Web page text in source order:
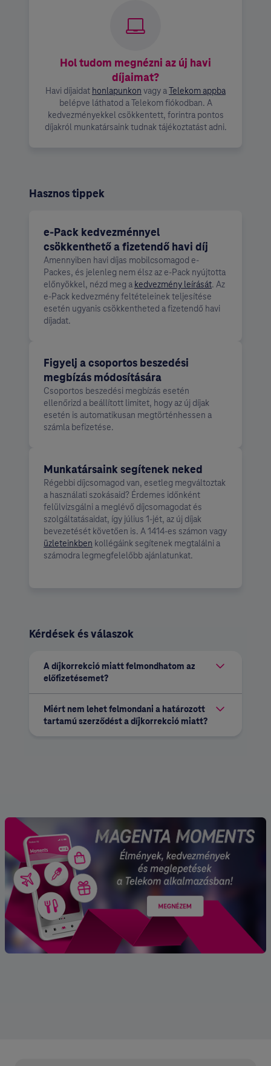
Hol tudom megnézni az új havi
díjaimat?
Havi díjaidat honlapunkon vagy aTelekom appba
belépve láthatod a Telekom fiókodban. A
kedvezményekkel csökkentett, forintra pontos
díjakról munkatársaink tudnak tájékoztatást adni.
Hasznos tippek
e-Pack kedvezménnyel
csökkenthető a fizetendő havi díj
Amennyiben havi díjas mobilcsomagod e-
Packes, és jelenleg nem élsz az e-Pack nyújtotta
előnyökkel, nézd meg a kedvezmény leírását. Az
e-Pack kedvezmény feltételeinek teljesítése
esetén ugyanis csökkentheted a fizetendő havi
díjadat.
Figyelj a csoportos beszedési
megbízás módosítására
Csoportos beszedési megbízás esetén
ellenőrizd a beállított limitet, hogy az új díjak
esetén is automatikusan megtörténhessen a
számla befizetése.
Munkatársaink segítenek neked
Régebbi díjcsomagod van, esetleg megváltoztak
a használati szokásaid? Érdemes időnként
felülvizsgálni a meglévő díjcsomagodat és
szolgáltatásaidat, így július 1-jét, az új díjak
bevezetését követően is. A 1414-es számon vagy
üzleteinkben kollégáink segítenek megtalálni a
számodra legmegfelelőbb ajánlatunkat.
Kérdések és válaszok
A díjkorrekció miatt felmondhatom az
előfizetésemet?
Miért nem lehet felmondani a határozott
tartamú szerződést a díjkorrekció miatt?